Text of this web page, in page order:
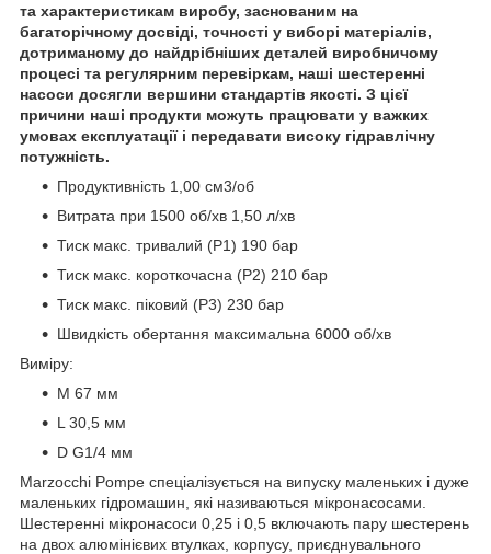
та характеристикам виробу, заснованим на
багаторічному досвіді, точності у виборі матеріалів,
дотриманому до найдрібніших деталей виробничому
процесі та регулярним перевіркам, наші шестеренні
насоси досягли вершини стандартів якості. З цієї
причини наші продукти можуть працювати у важких
умовах експлуатації і передавати високу гідравлічну
потужність.
Продуктивність 1,00 см3/об
Витрата при 1500 об/хв 1,50 л/хв
Тиск макс. тривалий (Р1) 190 бар
Тиск макс. короткочасна (Р2) 210 бар
Тиск макс. піковий (Р3) 230 бар
Швидкість обертання максимальна 6000 об/хв
Виміру:
M 67 мм
L 30,5 мм
D G1/4 мм
Marzocchi Pompe спеціалізується на випуску маленьких і дуже
маленьких гідромашин, які називаються мікронасосами.
Шестеренні мікронасоси 0,25 і 0,5 включають пару шестерень
на двох алюмінієвих втулках, корпусу, приєднувального